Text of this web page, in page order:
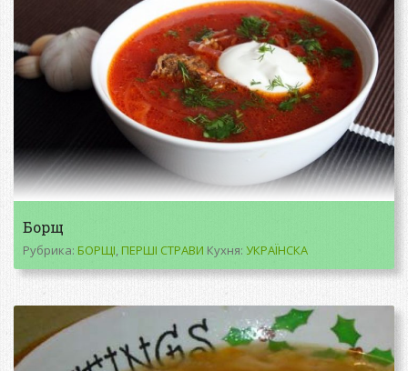
Борщ
Рубрика: БОРЩІ, ПЕРШІ СТРАВИ Кухня: УКРАЇНСКА